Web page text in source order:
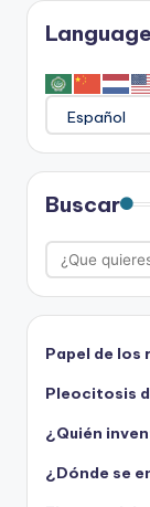
Buscar
Papel de los
Pleocitosis
¿Quién
¿Dónde se